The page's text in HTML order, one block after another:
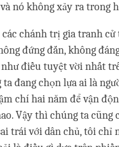
nó không xảy ra trong
chánh trị gia tranh cử
đứng đắn, không
như điều tuyệt vời nhất
đang chọn lựa ai là
chí hai năm để vận
Vậy thì chúng ta cũng
trái với dân chủ, tôi chỉ